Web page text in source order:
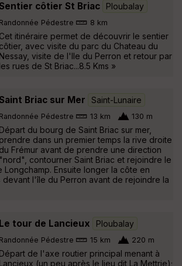
côtier St Briac Ploubalay
Randonnée Pédestre 8 km
Cet itinéraire permet de découvrir le sentier
côtier, avec visite du parc du Chateau du
Nessay, visite de l'Ile du Perron et retour par
les rues de St Briac...8.5 Kms »
Briac sur Mer Saint-Lunaire
Randonnée Pédestre 13 km 130 m
Départ du bourg de Saint Briac sur mer,
prendre dans un premier temps la rive droite
du Frémur avant de prendre une direction
"nord", contourner Saint Briac et rejoindre le
Ensuite longer la côte en
devant l'île du Perron avant de rejoindre la
Le tour de Lancieux Ploubalay
Randonnée Pédestre 15 km 220 m
Départ de l'axe routier principal menant à
Lancieux (un peu après le lieu dit La Mettrie);